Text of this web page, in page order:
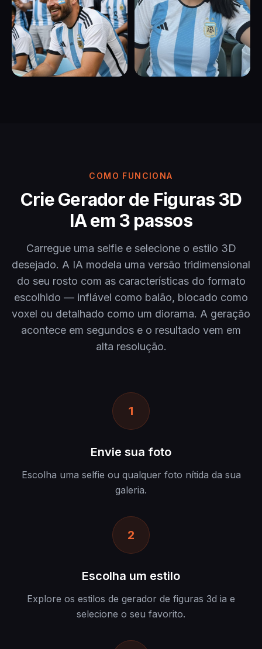
COMO FUNCIONA
Crie Gerador de Figuras 3D
IA em 3 passos
Carregue uma selfie e selecione o estilo 3D
desejado. A IA modela uma versão tridimensional
do seu rosto com as características do formato
escolhido — inflável como balão, blocado como
voxel ou detalhado como um diorama. A geração
acontece em segundos e o resultado vem em
alta resolução.
1
Envie sua foto
Escolha uma selfie ou qualquer foto nítida da sua
galeria.
2
Escolha um estilo
Explore os estilos de gerador de figuras 3d ia e
selecione o seu favorito.